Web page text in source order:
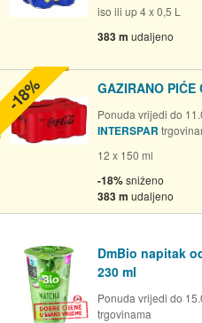
iso ili up 4 x 0,5 L
383 m udaljeno
GAZIRANO PIĆE
Ponuda vrijedi do
INTERSPAR
12 x 150 ml
-18%sniženo
383 m udaljeno
-18%
DmBio napitak
230 ml
Ponuda vrijedi do
trgovinama